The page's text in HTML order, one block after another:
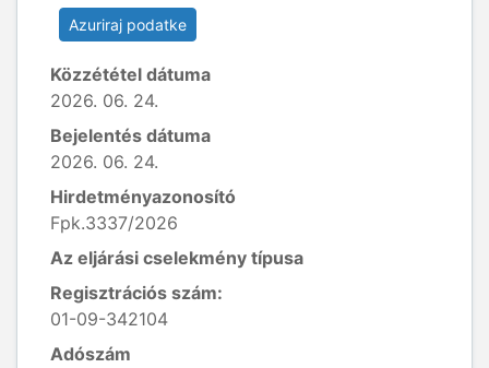
Azuriraj podatke
Közzététel dátuma
2026. 06. 24.
Bejelentés dátuma
2026. 06. 24.
Hirdetményazonosító
Fpk.3337/2026
Az eljárási cselekmény típusa
Regisztrációs szám:
01-09-342104
Adószám